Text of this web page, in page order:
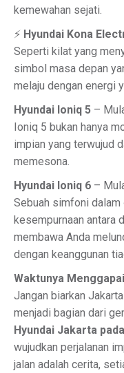
kemewahan sejati.
⚡ Hyundai Kona
Seperti kilat yang
simbol masa depan
melaju dengan energi
Hyundai Ioniq 5 –
Ioniq 5 bukan hanya
impian yang terwujud
memesona.
Hyundai Ioniq 6 –
Sebuah simfoni dalam
kesempurnaan antara
membawa Anda
dengan keanggunan
Waktunya
Jangan biarkan
menjadi bagian dari
Hyundai Jakarta
wujudkan perjalanan
jalan adalah cerita,